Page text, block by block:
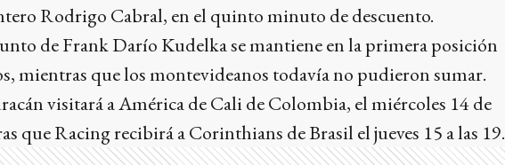
Rodrigo Cabral, en el quinto minuto de descuento.
de Frank Darío Kudelka se mantiene en la primera posición
mientras que los montevideanos todavía no pudieron sumar.
visitará a América de Cali de Colombia, el miércoles 14 de
que Racing recibirá a Corinthians de Brasil el jueves 15 a las 19.